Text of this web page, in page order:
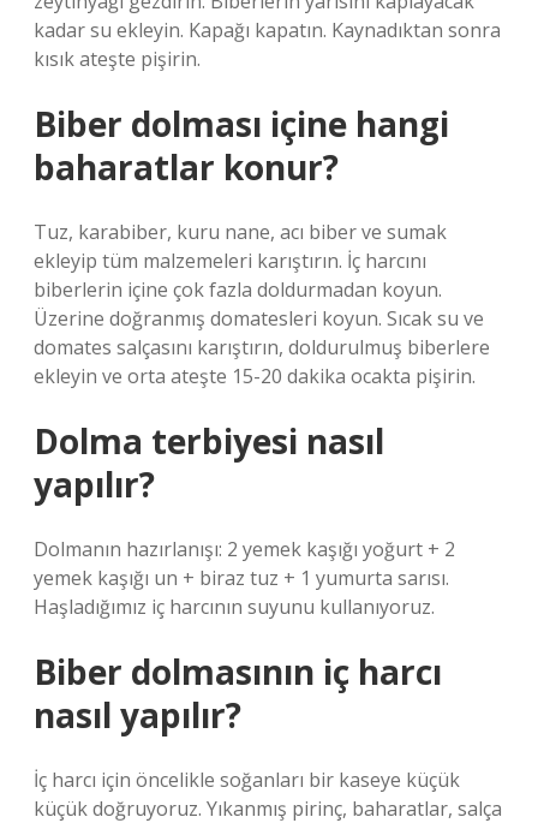
kadar su ekleyin. Kapağı kapatın. Kaynadıktan sonra
kısık ateşte pişirin.
Biber dolması içine hangi
baharatlar konur?
Tuz, karabiber, kuru nane, acı biber ve sumak
ekleyip tüm malzemeleri karıştırın. İç harcını
biberlerin içine çok fazla doldurmadan koyun.
Üzerine doğranmış domatesleri koyun. Sıcak su ve
domates salçasını karıştırın, doldurulmuş biberlere
ekleyin ve orta ateşte 15-20 dakika ocakta pişirin.
Dolma terbiyesi nasıl
yapılır?
Dolmanın hazırlanışı: 2 yemek kaşığı yoğurt + 2
yemek kaşığı un + biraz tuz + 1 yumurta sarısı.
Haşladığımız iç harcının suyunu kullanıyoruz.
Biber dolmasının iç harcı
nasıl yapılır?
İç harcı için öncelikle soğanları bir kaseye küçük
küçük doğruyoruz. Yıkanmış pirinç, baharatlar, salça